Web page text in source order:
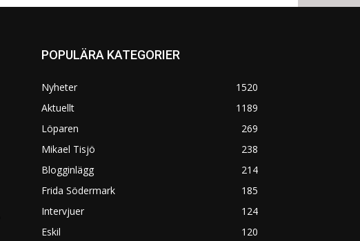
POPULÄRA KATEGORIER
Nyheter
1520
Aktuellt
1189
Löparen
269
Mikael Tisjö
238
Blogginlägg
214
Frida Södermark
185
Intervjuer
124
Eskil
120